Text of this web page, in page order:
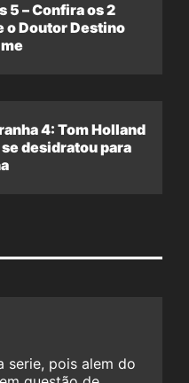
5 – Confira os 2
o Doutor Destino
4: Tom Holland
desidratou para
serie, pois alem do